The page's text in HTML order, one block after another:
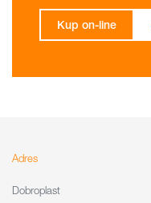
Kup on-line
Adres
Dobroplast